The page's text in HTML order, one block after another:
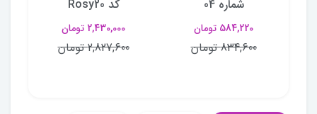
شماره 04
584,220 تومان
834,600 تومان
کد Rosy20
2,430,000 تومان
2,827,600 تومان